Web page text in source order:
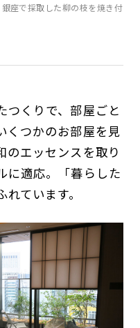
座で採取した柳の枝を焼き付
つくりで、部屋ごと
くつかのお部屋を見
のエッセンスを取り
に適応。「暮らした
ています。